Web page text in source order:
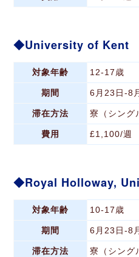
University of Kent
対象年齢 12-17歳
期間 6月23日-8
滞在方法 寮（シング
費用 £1,100/週
Royal Holloway,
対象年齢 10-17歳
期間 6月23日-8
滞在方法 寮（シング